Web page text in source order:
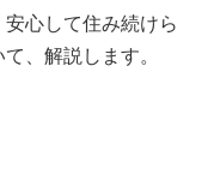
心して住み続けら
、解説します。